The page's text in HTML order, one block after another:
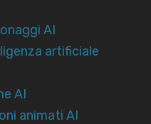
AI
artificiale
AI
animati AI